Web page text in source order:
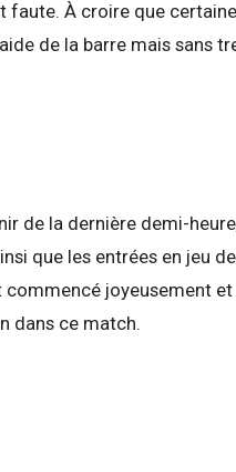
faute. À croire que
de la barre mais sans
de la dernière demi-
que les entrées en jeu de
joyeusement
dans ce match.